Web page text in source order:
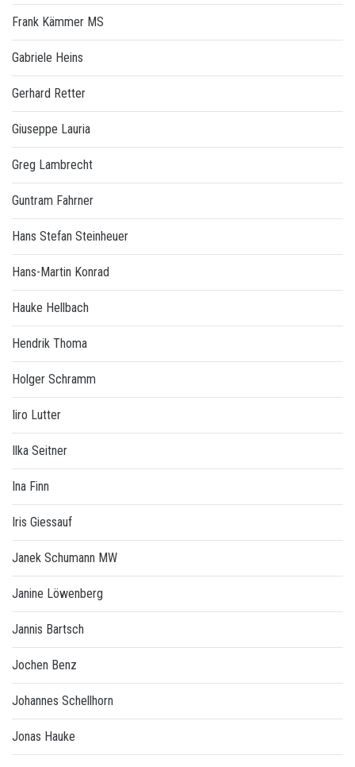
Frank Kämmer MS
Gabriele Heins
Gerhard Retter
Giuseppe Lauria
Greg Lambrecht
Guntram Fahrner
Hans Stefan Steinheuer
Hans-Martin Konrad
Hauke Hellbach
Hendrik Thoma
Holger Schramm
Iiro Lutter
Ilka Seitner
Ina Finn
Iris Giessauf
Janek Schumann MW
Janine Löwenberg
Jannis Bartsch
Jochen Benz
Johannes Schellhorn
Jonas Hauke